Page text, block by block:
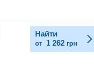
Найти
от 1 262 грн